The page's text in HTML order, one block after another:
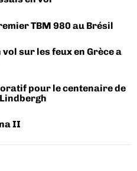
TBM 980 au Brésil
sur les feux en Grèce a
pour le centenaire de
II